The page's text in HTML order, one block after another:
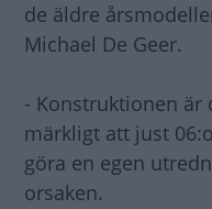
de äldre
Michael De Geer.
- Konstruktionen är
märkligt att just
göra en egen
orsaken.